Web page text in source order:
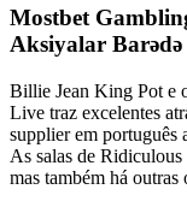
Mostbet
Aksiyalar
Billie Jean King Pot e
Live traz excelentes
supplier em português
As salas de Ridiculous
mas também há